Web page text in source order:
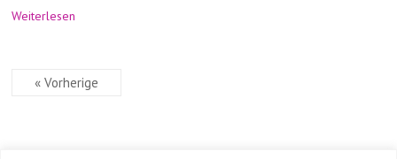
Weiterlesen
« Vorherige